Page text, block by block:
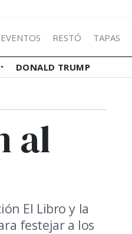
EVENTOS RESTÓ TAPAS
DONALD TRUMP
al
El Libro y la
festejar a los